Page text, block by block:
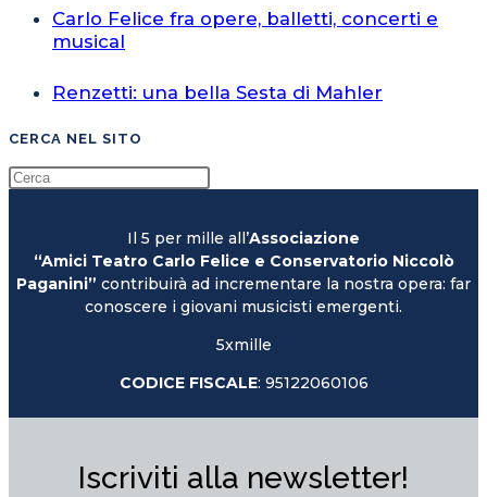
Carlo Felice fra opere, balletti, concerti e
musical
Renzetti: una bella Sesta di Mahler
CERCA NEL SITO
Il 5 per mille all’Associazione
“Amici Teatro Carlo Felice e Conservatorio Niccolò
Paganini” contribuirà ad incrementare la nostra opera: far
conoscere i giovani musicisti emergenti.
5xmille
CODICE FISCALE: 95122060106
Iscriviti alla newsletter!